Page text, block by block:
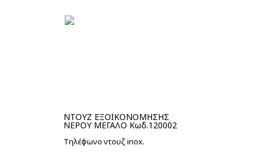
ΝΤΟΥΖ ΕΞΟΙΚΟΝΟΜΗΣΗΣ
ΝΕΡΟΥ ΜΕΓΑΛΟ Κωδ.120002
Τηλέφωνο ντουζ inox.